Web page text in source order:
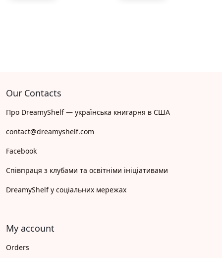
Our Contacts
Про DreamyShelf — українська книгарня в США
contact@dreamyshelf.com
Facebook
Співпраця з клубами та освітніми ініціативами
DreamyShelf у соціальних мережах
My account
Orders